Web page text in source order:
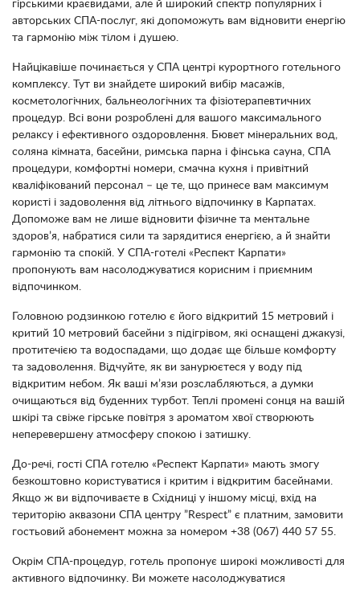
гірськими краєвидами, але й широкий спектр популярних і
авторських СПА-послуг, які допоможуть вам відновити енергію
та гармонію між тілом і душею.
Найцікавіше починається у СПА центрі курортного готельного
комплексу. Тут ви знайдете широкий вибір масажів,
косметологічних, бальнеологічних та фізіотерапевтичних
процедур. Всі вони розроблені для вашого максимального
релаксу і ефективного оздоровлення. Бювет мінеральних вод,
соляна кімната, басейни, римська парна і фінська сауна, СПА
процедури, комфортні номери, смачна кухня і привітний
кваліфікований персонал – це те, що принесе вам максимум
користі і задоволення від літнього відпочинку в Карпатах.
Допоможе вам не лише відновити фізичне та ментальне
здоров’я, набратися сили та зарядитися енергією, а й знайти
гармонію та спокій. У СПА-готелі «Респект Карпати»
пропонують вам насолоджуватися корисним і приємним
відпочинком.
Головною родзинкою готелю є його відкритий 15 метровий і
критий 10 метровий басейни з підігрівом, які оснащені джакузі,
протитечією та водоспадами, що додає ще більше комфорту
та задоволення. Відчуйте, як ви занурюєтеся у воду під
відкритим небом. Як ваші м’язи розслабляються, а думки
очищаються від буденних турбот. Теплі промені сонця на вашій
шкірі та свіже гірське повітря з ароматом хвої створюють
неперевершену атмосферу спокою і затишку.
До-речі, гості СПА готелю «Респект Карпати» мають змогу
безкоштовно користуватися і критим і відкритим басейнами.
Якщо ж ви відпочиваєте в Східниці у іншому місці, вхід на
територію аквазони СПА центру ”Respect” є платним, замовити
гостьовий абонемент можна за номером +38 (067) 440 57 55.
Окрім СПА-процедур, готель пропонує широкі можливості для
активного відпочинку. Ви можете насолоджуватися